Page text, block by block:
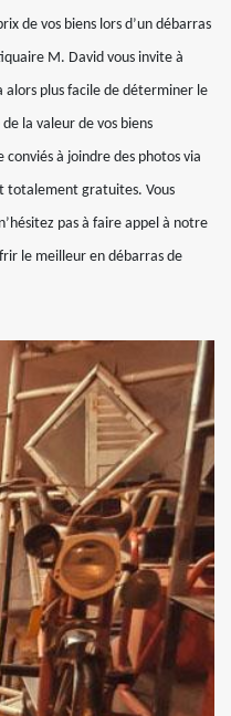
de vos biens lors d’un débarras
M. David vous invite à
alors plus facile de déterminer le
la valeur de vos biens
à joindre des photos via
totalement gratuites. Vous
pas à faire appel à notre
le meilleur en débarras de